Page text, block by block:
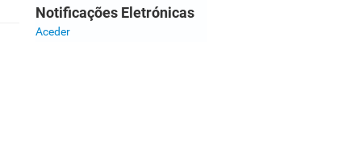
Notificações Eletrónicas
Aceder